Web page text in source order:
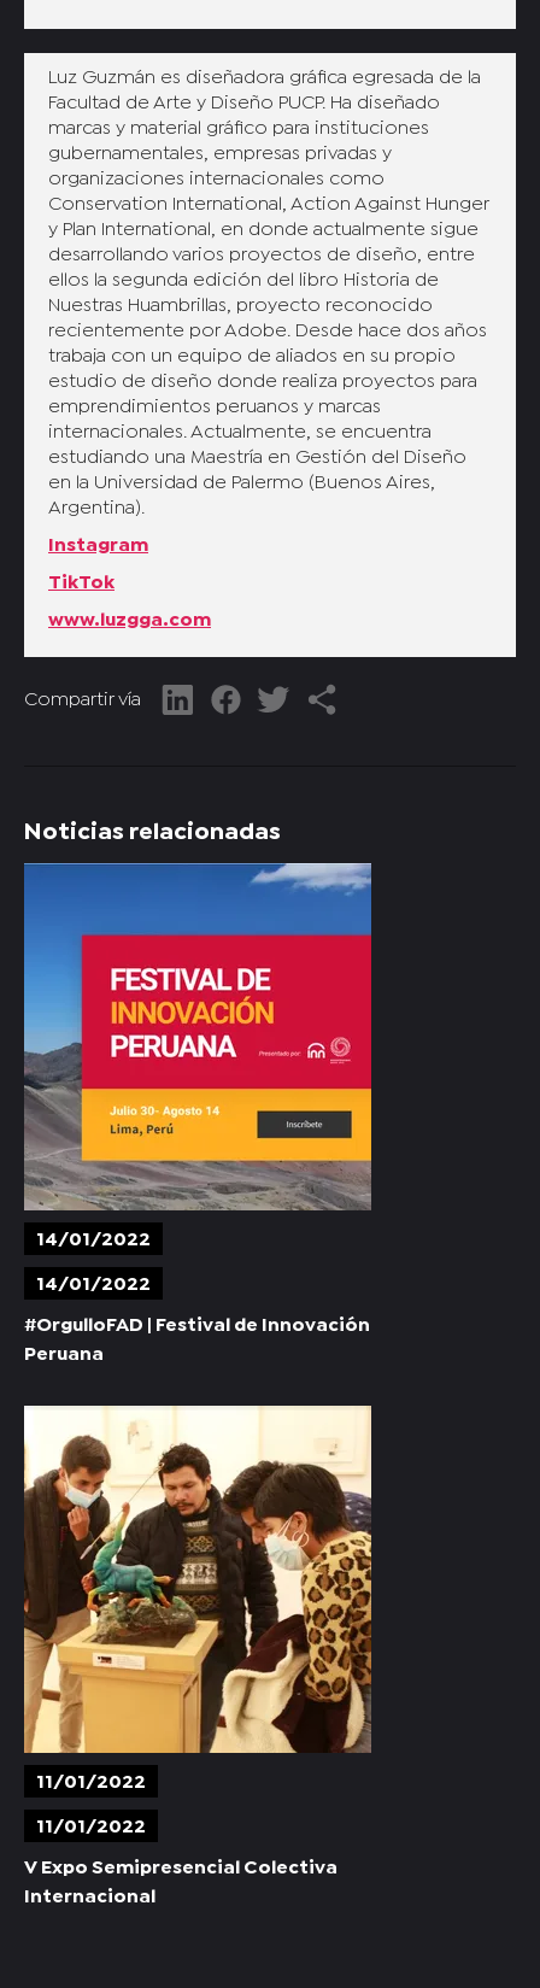
Luz Guzmán es diseñadora gráfica egresada de la
Facultad de Arte y Diseño PUCP. Ha diseñado
marcas y material gráfico para instituciones
gubernamentales, empresas privadas y
organizaciones internacionales como
Conservation International, Action Against Hunger
y Plan International, en donde actualmente sigue
desarrollando varios proyectos de diseño, entre
ellos la segunda edición del libro Historia de
Nuestras Huambrillas, proyecto reconocido
recientemente por Adobe. Desde hace dos años
trabaja con un equipo de aliados en su propio
estudio de diseño donde realiza proyectos para
emprendimientos peruanos y marcas
internacionales. Actualmente, se encuentra
estudiando una Maestría en Gestión del Diseño
en la Universidad de Palermo (Buenos Aires,
Argentina).
Instagram
TikTok
www.luzgga.com
Compartir vía
Noticias relacionadas
14/01/2022
14/01/2022
#OrgulloFAD | Festival de Innovación
Peruana
11/01/2022
11/01/2022
V Expo Semipresencial Colectiva
Internacional